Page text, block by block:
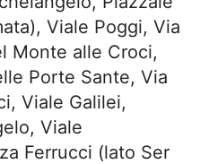
Viale Poggi, Via
Monte alle Croci,
Porte Sante, Via
Viale Galilei,
Viale
Ferrucci (lato Ser